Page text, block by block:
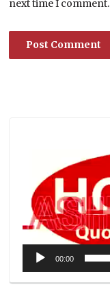
next time I comment.
00:00